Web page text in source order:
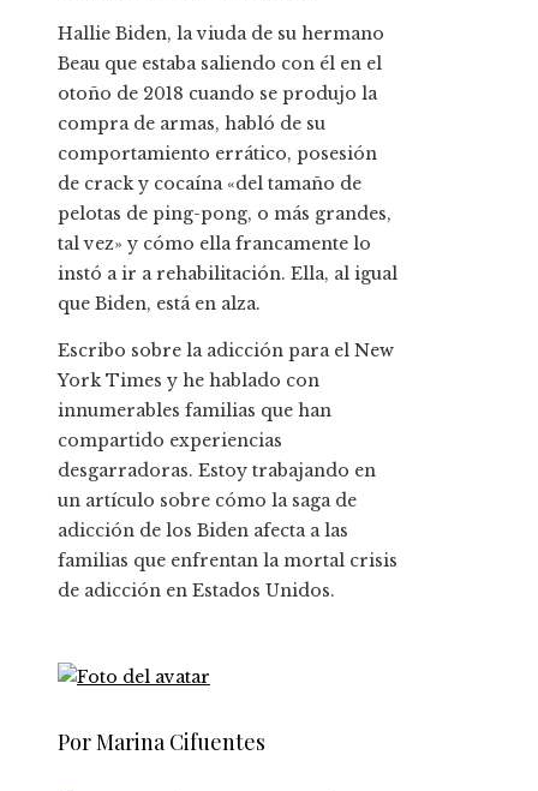
Hallie Biden, la viuda de su hermano
Beau que estaba saliendo con él en el
otoño de 2018 cuando se produjo la
compra de armas, habló de su
comportamiento errático, posesión
de crack y cocaína «del tamaño de
pelotas de ping-pong, o más grandes,
tal vez» y cómo ella francamente lo
instó a ir a rehabilitación. Ella, al igual
que Biden, está en alza.
Escribo sobre la adicción para el New
York Times y he hablado con
innumerables familias que han
compartido experiencias
desgarradoras. Estoy trabajando en
un artículo sobre cómo la saga de
adicción de los Biden afecta a las
familias que enfrentan la mortal crisis
de adicción en Estados Unidos.
Por Marina Cifuentes